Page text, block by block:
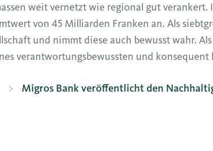
weit vernetzt wie regional gut
von 45 Milliarden Franken an. Als
und nimmt diese auch bewusst wahr. Als
verantwortungsbewussten und
Migros Bank veröffentlicht den